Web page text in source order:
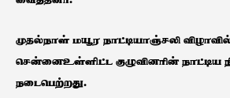
முதல்நாள் மயூர நாட்டியாஞ்சலி
சென்னைஉள்ளிட்ட குழுவினரின் நாட்டிய
நடைபெற்றது.